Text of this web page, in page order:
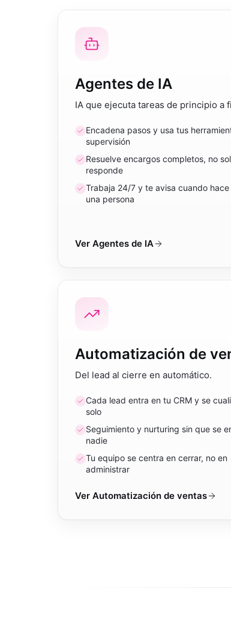
Agentes de IA
IA que ejecuta tareas de principio a
Encadena pasos y usa tus
supervisión
Resuelve encargos completos, no
responde
Trabaja 24/7 y te avisa cuando
una persona
Ver Agentes de IA
Automatización de
Del lead al cierre en automático.
Cada lead entra en tu CRM y se
solo
Seguimiento y nurturing sin que se
nadie
Tu equipo se centra en cerrar, no en
administrar
Ver Automatización de ventas